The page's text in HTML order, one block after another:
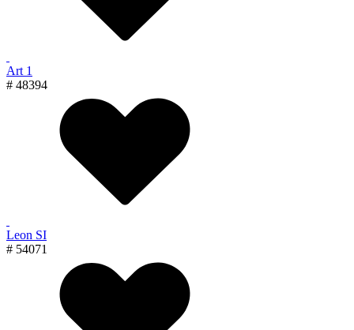
Art 1
# 48394
Leon SI
# 54071